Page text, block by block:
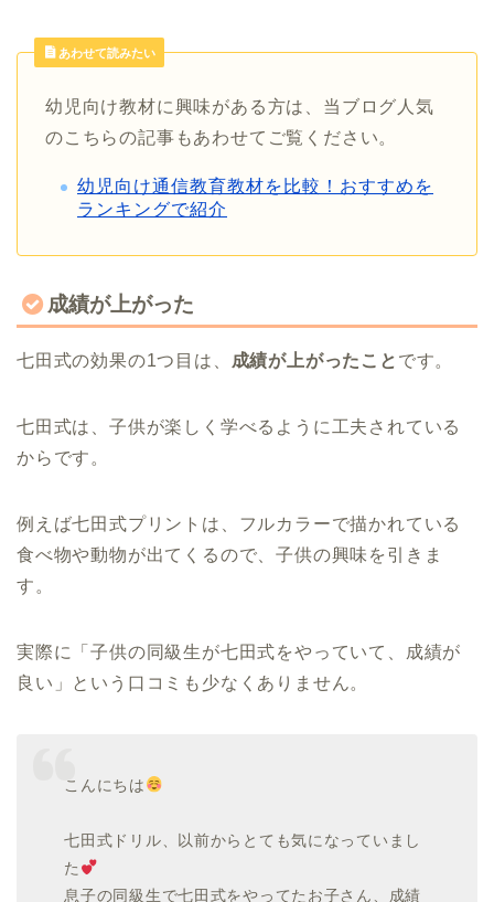
あわせて読みたい
幼児向け教材に興味がある方は、当ブログ人気
のこちらの記事もあわせてご覧ください。
幼児向け通信教育教材を比較！おすすめを
ランキングで紹介
成績が上がった
七田式の効果の1つ目は、 成績が上がったこと です。
七田式は、子供が楽しく学べるように工夫されている
からです。
例えば七田式プリントは、フルカラーで描かれている
食べ物や動物が出てくるので、子供の興味を引きま
す。
実際に「子供の同級生が七田式をやっていて、成績が
良い」という口コミも少なくありません。
こんにちは
七田式ドリル、以前からとても気になっていまし
た
息子の同級生で七田式をやってたお子さん、成績